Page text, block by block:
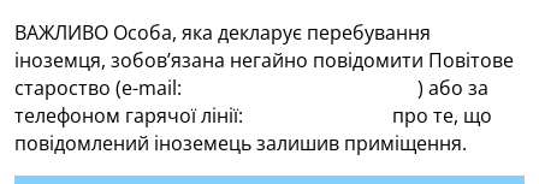
ВАЖЛИВО Особа, яка декларує перебування
іноземця, зобов’язана негайно повідомити Повітове
староство (e-mail:
) або за
телефоном гарячої лінії:
про те, що
повідомлений іноземець залишив приміщення.